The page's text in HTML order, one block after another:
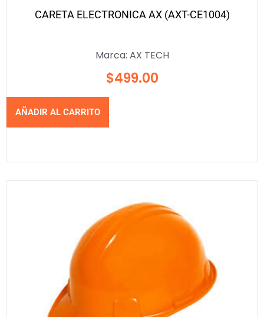
CARETA ELECTRONICA AX (AXT-CE1004)
Marca: AX TECH
$499.00
AÑADIR AL CARRITO